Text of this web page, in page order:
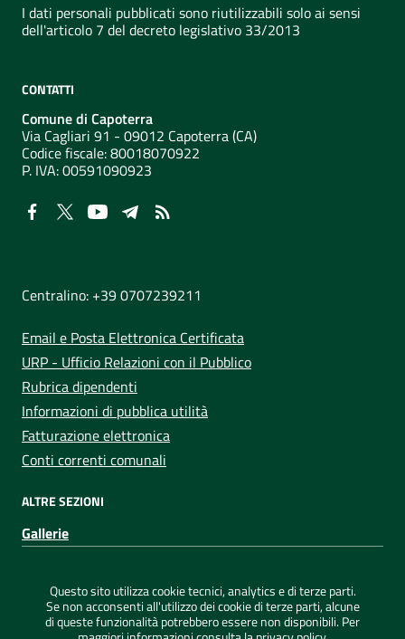
I dati personali pubblicati sono riutilizzabili solo ai sensi
dell'articolo 7 del decreto legislativo 33/2013
CONTATTI
Comune di Capoterra
Via Cagliari 91 - 09012 Capoterra (CA)
Codice fiscale: 80018070922
P. IVA:00591090923
Centralino: +39 0707239211
Email e Posta Elettronica Certificata
URP - Ufficio Relazioni con il Pubblico
Rubrica dipendenti
Informazioni di pubblica utilità
Fatturazione elettronica
Conti correnti comunali
ALTRE SEZIONI
Gallerie
Sezione Link Utili
Credits | Mappa del sito | ConsulMedia
Questo sito utilizza cookie tecnici, analytics e di terze parti.
Se non acconsenti all'utilizzo dei cookie di terze parti, alcune
di queste funzionalità potrebbero essere non disponibili. Per